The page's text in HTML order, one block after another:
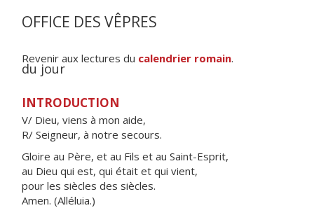
OFFICE DES VÊPRES
Revenir aux lectures du calendrier romain.
du jour
INTRODUCTION
V/ Dieu, viens à mon aide,
R/ Seigneur, à notre secours.
Gloire au Père, et au Fils et au Saint-Esprit,
au Dieu qui est, qui était et qui vient,
pour les siècles des siècles.
Amen. (Alléluia.)